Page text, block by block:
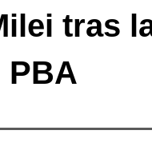
tras
PBA